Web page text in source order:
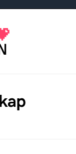
som
att bli en